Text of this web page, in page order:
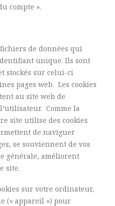
compte ».
de données qui
unique. Ils sont
stockés sur celui-ci
pages web. Les cookies
au site web de
Comme la
site utilise des cookies
de naviguer
se souviennent de vos
générale, améliorent
site.
sur votre ordinateur,
(« appareil ») pour